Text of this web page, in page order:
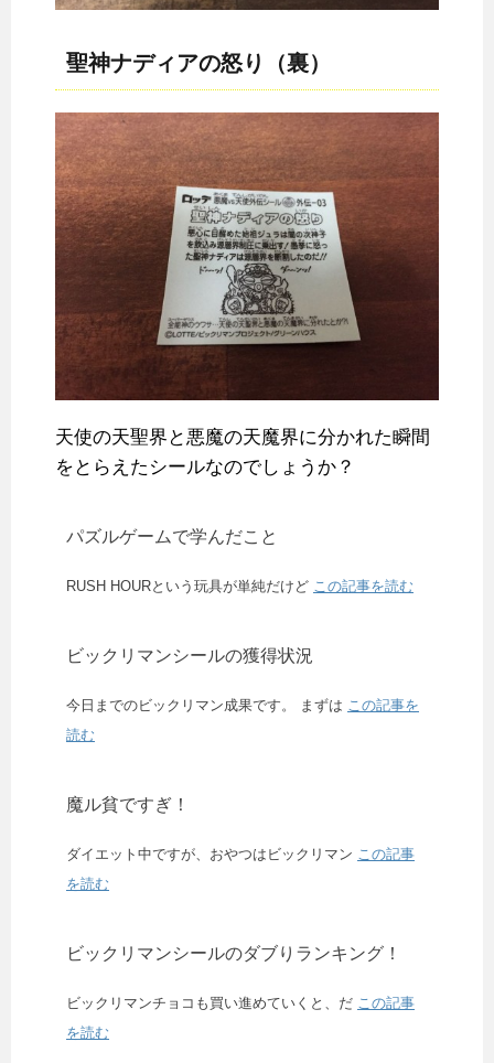
聖神ナディアの怒り（裏）
天使の天聖界と悪魔の天魔界に分かれた瞬間
をとらえたシールなのでしょうか？
パズルゲームで学んだこと
RUSH HOURという玩具が単純だけど この記事を読む
ビックリマンシールの獲得状況
今日までのビックリマン成果です。 まずは この記事を
読む
魔ル貧ですぎ！
ダイエット中ですが、おやつはビックリマン この記事
を読む
ビックリマンシールのダブりランキング！
ビックリマンチョコも買い進めていくと、だ この記事
を読む